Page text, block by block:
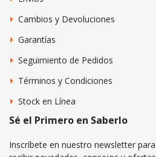
Cambios y Devoluciones
Garantías
Seguimiento de Pedidos
Términos y Condiciones
Stock en Línea
Sé el Primero en Saberlo
Inscríbete en nuestro newsletter para